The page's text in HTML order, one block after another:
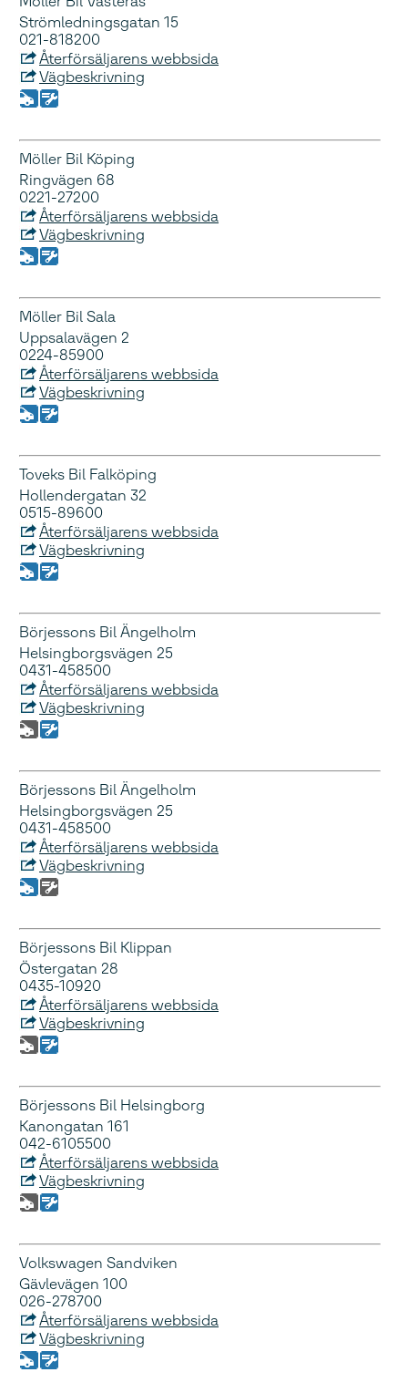
Strömledningsgatan 15
021-818200
Återförsäljarens webbsida
Vägbeskrivning
Möller Bil Köping
Ringvägen 68
0221-27200
Återförsäljarens webbsida
Vägbeskrivning
Möller Bil Sala
Uppsalavägen 2
0224-85900
Återförsäljarens webbsida
Vägbeskrivning
Toveks Bil Falköping
Hollendergatan 32
0515-89600
Återförsäljarens webbsida
Vägbeskrivning
Börjessons Bil Ängelholm
Helsingborgsvägen 25
0431-458500
Återförsäljarens webbsida
Vägbeskrivning
Börjessons Bil Ängelholm
Helsingborgsvägen 25
0431-458500
Återförsäljarens webbsida
Vägbeskrivning
Börjessons Bil Klippan
Östergatan 28
0435-10920
Återförsäljarens webbsida
Vägbeskrivning
Börjessons Bil Helsingborg
Kanongatan 161
042-6105500
Återförsäljarens webbsida
Vägbeskrivning
Volkswagen Sandviken
Gävlevägen 100
026-278700
Återförsäljarens webbsida
Vägbeskrivning